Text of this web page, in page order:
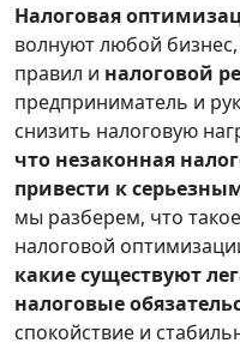
Налоговая
волнуют любой
правил и налоговой
предприниматель и
снизить налоговую
что незаконная
привести к
мы разберем, что
налоговой
какие существуют
налоговые
спокойствие и